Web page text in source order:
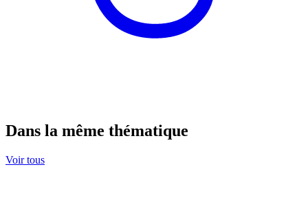
Dans la même thématique
Voir tous